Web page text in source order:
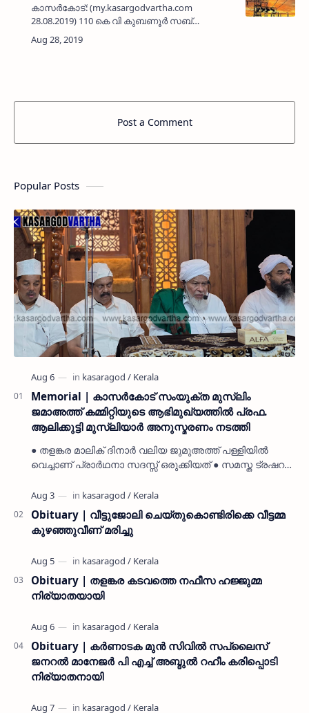
കാസര്‍കോട്: (my.kasargodvartha.com
28.08.2019) 110 കെ വി കുബണൂര്‍ സബ്
സ്‌റ്റേഷനില്‍ അറ്റകുറ്റപ്പണി നടക്കുന്നതിനാല്‍ 11
കെ വി ബന്തിയോട്, 11 കെ വി ഉപ്പള എന്നീ
Post a Comment
Popular Posts
Memorial | കാസർകോട് സംയുക്ത മുസ്ലിം
ജമാഅത്ത് കമ്മിറ്റിയുടെ ആഭിമുഖ്യത്തിൽ പ്രഫ.
ആലിക്കുട്ടി മുസ്ലിയാർ അനുസ്മരണം നടത്തി
● തളങ്കര മാലിക് ദിനാർ വലിയ ജുമുഅത്ത് പള്ളിയിൽ
വെച്ചാണ് പ്രാർഥനാ സദസ്സ് ഒരുക്കിയത് ● സമസ്ത ട്രഷറർ
നൽകി കാസ…
Obituary | വീട്ടുജോലി ചെയ്തുകൊണ്ടിരിക്കെ വീട്ടമ്മ
കുഴഞ്ഞുവീണ് മരിച്ചു
Obituary | തളങ്കര കടവത്തെ നഫീസ ഹജ്ജുമ്മ
നിര്യാതയായി
Obituary | കർണാടക മുൻ സിവില്‍ സപ്ലൈസ്
ജനറൽ മാനേജർ പി എച്ച് അബ്ദുൽ റഹീം കരിപ്പൊടി
നിര്യാതനായി